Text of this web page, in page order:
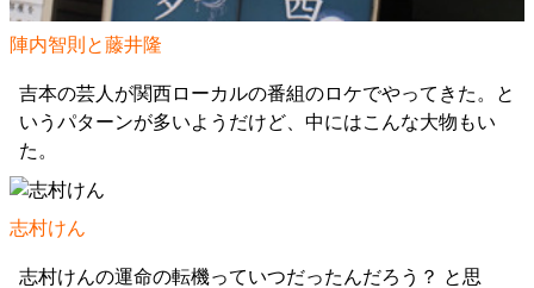
陣内智則と藤井隆
吉本の芸人が関西ローカルの番組のロケでやってきた。と
いうパターンが多いようだけど、中にはこんな大物もい
た。
志村けん
志村けんの運命の転機っていつだったんだろう？ と思